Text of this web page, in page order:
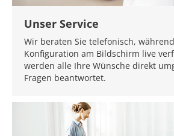
Unser Service
Wir beraten Sie telefonisch,
Konfiguration am Bildschirm live
werden alle Ihre Wünsche direkt
Fragen beantwortet.